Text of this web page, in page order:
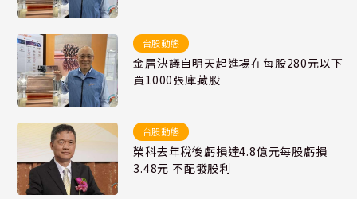
台股動態
金居決議自明天起進場在每股280元以下
買1000張庫藏股
台股動態
榮科去年稅後虧損達4.8億元每股虧損
3.48元 不配發股利